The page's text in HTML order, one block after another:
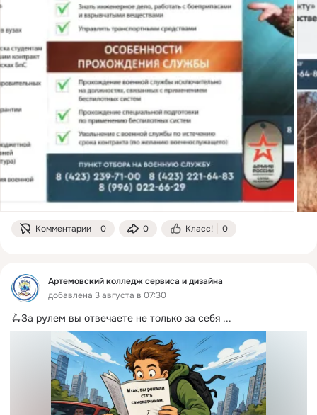
Комментарии 0 0 Класс! 0
Артемовский колледж сервиса и дизайна
добавлена 3 августа в 07:30
🛴За рулем вы отвечаете не только за себя ...